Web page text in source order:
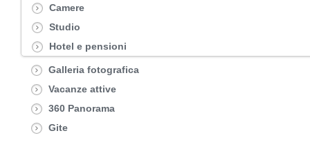
Camere
Studio
Hotel e pensioni
Galleria fotografica
Vacanze attive
360 Panorama
Gite